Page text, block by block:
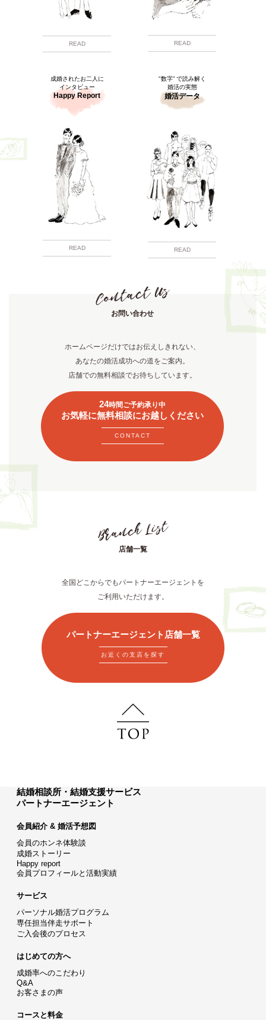
READ READ
成婚されたお二人に
インタビュー
Happy Report
READ
"数字” で読み解く
婚活の実態
婚活データ
READ
お問い合わせ
ホームページだけではお伝えしきれない、
あなたの婚活成功への道をご案内。
店舗での無料相談でお待ちしています。
24時間ご予約承り中
お気軽に無料相談にお越しください
CONTACT
店舗一覧
全国どこからでもパートナーエージェントを
ご利用いただけます。
パートナーエージェント店舗一覧
お近くの支店を探す
結婚相談所・結婚支援サービス
パートナーエージェント
会員紹介 & 婚活予想図
会員のホンネ体験談
成婚ストーリー
Happy report
会員プロフィールと活動実績
サービス
パーソナル婚活プログラム
専任担当伴走サポート
ご入会後のプロセス
はじめての方へ
成婚率へのこだわり
Q&A
お客さまの声
コースと料金